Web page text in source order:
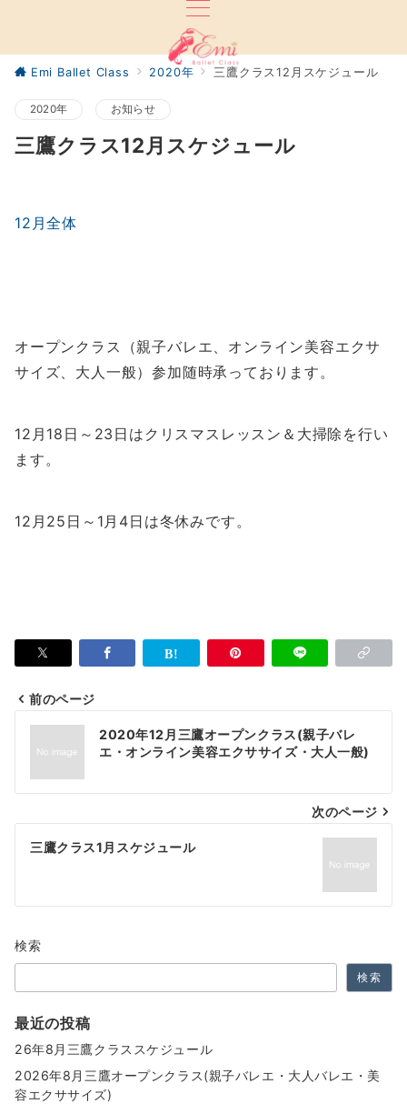
Emi Ballet Class 2020年 三鷹クラス12月スケジュール
2020年 お知らせ
三鷹クラス12月スケジュール
12月全体
オープンクラス（親子バレエ、オンライン美容エクサ
サイズ、大人一般）参加随時承っております。
12月18日～23日はクリスマスレッスン＆大掃除を行い
ます。
12月25日～1月4日は冬休みです。
投
ナ
ビ
ゲ
シ
ョ
ン
前のページ
2020年12月三鷹オープンクラス(親子バレ
エ・オンライン美容エクササイズ・大人一般)
次のページ
三鷹クラス1月スケジュール
検索
検索
最近の投稿
26年8月三鷹クラススケジュール
2026年8月三鷹オープンクラス(親子バレエ・大人バレエ・美
容エクササイズ)